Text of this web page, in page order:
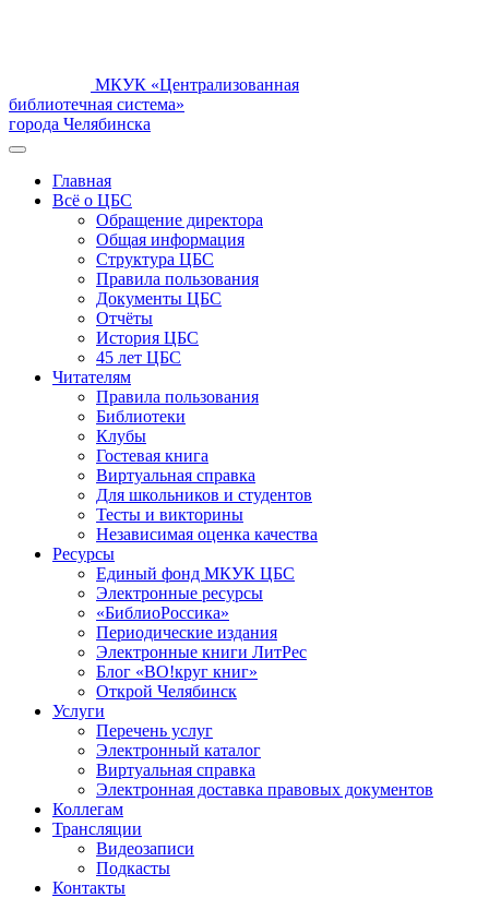
МКУК «Централизованная
библиотечная система»
города Челябинска
Главная
Всё о ЦБС
Обращение директора
Общая информация
Структура ЦБС
Правила пользования
Документы ЦБС
Отчёты
История ЦБС
45 лет ЦБС
Читателям
Правила пользования
Библиотеки
Клубы
Гостевая книга
Виртуальная справка
Для школьников и студентов
Тесты и викторины
Независимая оценка качества
Ресурсы
Единый фонд МКУК ЦБС
Электронные ресурсы
«БиблиоРоссика»
Периодические издания
Электронные книги ЛитРес
Блог «ВО!круг книг»
Открой Челябинск
Услуги
Перечень услуг
Электронный каталог
Виртуальная справка
Электронная доставка правовых документов
Коллегам
Трансляции
Видеозаписи
Подкасты
Контакты